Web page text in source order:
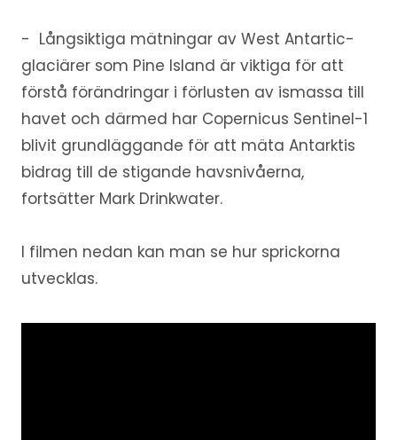
- Långsiktiga mätningar av West Antartic-
glaciärer som Pine Island är viktiga för att
förstå förändringar i förlusten av ismassa till
havet och därmed har Copernicus Sentinel-1
blivit grundläggande för att mäta Antarktis
bidrag till de stigande havsnivåerna,
fortsätter Mark Drinkwater.
I filmen nedan kan man se hur sprickorna
utvecklas.